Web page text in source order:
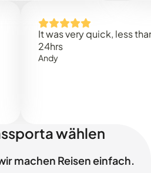
It was very quick, less than
wählen
machen Reisen einfach.